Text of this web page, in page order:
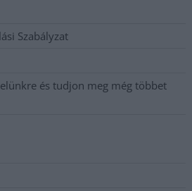
Szabályzat
és tudjon meg még többet